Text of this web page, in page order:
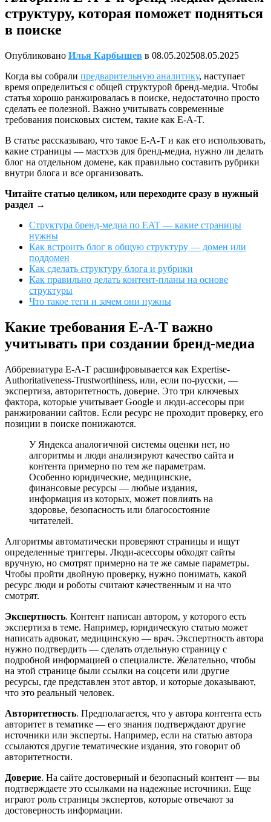
структуру, которая поможет подняться
в поиске
Опубликовано Илья Карбышев в 08.05.202508.05.2025
Когда вы собрали предварительную аналитику, наступает
время определиться с общей структурой бренд-медиа. Чтобы
статья хорошо ранжировалась в поиске, недостаточно просто
сделать ее полезной. Важно учитывать современные
требования поисковых систем, такие как E-A-T.
В статье рассказываю, что такое E-A-T и как его использовать,
какие страницы — мастхэв для бренд-медиа, нужно ли делать
блог на отдельном домене, как правильно составить рубрики
внутри блога и все организовать.
Читайте статью целиком, или переходите сразу в нужный
раздел →
Структура бренд-медиа по EAT — какие страницы
нужны
Как встроить блог в общую структуру — домен или
поддомен
Как сделать структуру блога и рубрики
Как правильно делать контент-планы на основе
структуры
Что такое теги и зачем они нужны
Какие требования E-A-T важно
учитывать при создании бренд-медиа
Аббревиатура E-A-T расшифровывается как Expertise-
Authoritativeness-Trustworthiness, или, если по-русски, —
экспертиза, авторитетность, доверие. Это три ключевых
фактора, которые учитывает Google и люди-ассесоры при
ранжировании сайтов. Если ресурс не проходит проверку, его
позиции в поиске понижаются.
У Яндекса аналогичной системы оценки нет, но
алгоритмы и люди анализируют качество сайта и
контента примерно по тем же параметрам.
Особенно юридические, медицинские,
финансовые ресурсы — любые издания,
информация из которых, может повлиять на
здоровье, безопасность или благосостояние
читателей.
Алгоритмы автоматически проверяют страницы и ищут
определенные триггеры. Люди-асессоры обходят сайты
вручную, но смотрят примерно на те же самые параметры.
Чтобы пройти двойную проверку, нужно понимать, какой
ресурс люди и роботы считают качественным и на что
смотрят.
Экспертность. Контент написан автором, у которого есть
экспертиза в теме. Например, юридическую статью может
написать адвокат, медицинскую — врач. Экспертность автора
нужно подтвердить — сделать отдельную страницу с
подробной информацией о специалисте. Желательно, чтобы
на этой странице были ссылки на соцсети или другие
ресурсы, где представлен этот автор, и которые доказывают,
что это реальный человек.
Авторитетность. Предполагается, что у автора контента есть
авторитет в тематике — его знания подтверждают другие
источники или эксперты. Например, если на статью автора
ссылаются другие тематические издания, это говорит об
авторитетности.
Доверие. На сайте достоверный и безопасный контент — вы
подтверждаете это ссылками на надежные источники. Еще
играют роль страницы экспертов, которые отвечают за
достоверность информации.